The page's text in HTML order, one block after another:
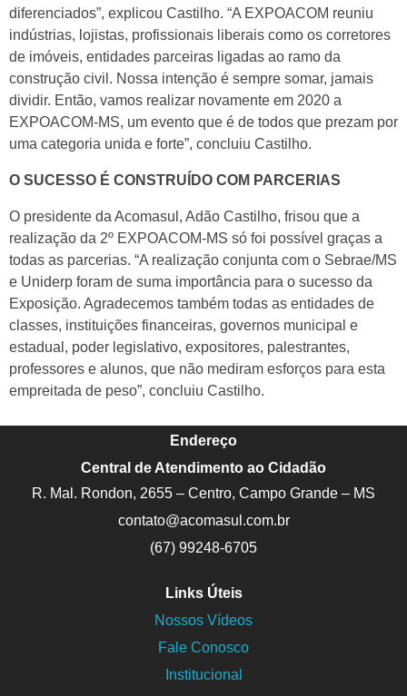
diferenciados”, explicou Castilho. “A EXPOACOM reuniu
indústrias, lojistas, profissionais liberais como os corretores
de imóveis, entidades parceiras ligadas ao ramo da
construção civil. Nossa intenção é sempre somar, jamais
dividir. Então, vamos realizar novamente em 2020 a
EXPOACOM-MS, um evento que é de todos que prezam por
uma categoria unida e forte”, concluiu Castilho.
O SUCESSO É CONSTRUÍDO COM PARCERIAS
O presidente da Acomasul, Adão Castilho, frisou que a
realização da 2º EXPOACOM-MS só foi possível graças a
todas as parcerias. “A realização conjunta com o Sebrae/MS
e Uniderp foram de suma importância para o sucesso da
Exposição. Agradecemos também todas as entidades de
classes, instituições financeiras, governos municipal e
estadual, poder legislativo, expositores, palestrantes,
professores e alunos, que não mediram esforços para esta
empreitada de peso”, concluiu Castilho.
Endereço
Central de Atendimento ao Cidadão
R. Mal. Rondon, 2655 – Centro, Campo Grande – MS
contato@acomasul.com.br
(67) 99248-6705
Links Úteis
Nossos Vídeos
Fale Conosco
Institucional